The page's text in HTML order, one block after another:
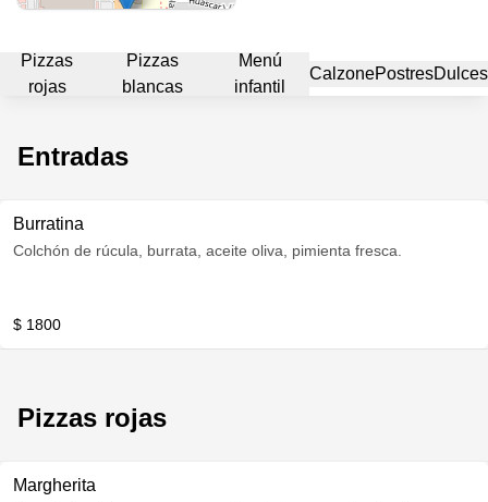
Pizzas
rojas
Pizzas
blancas
Menú
infantil
CalzonePostresDulces
Entradas
Burratina
Colchón de rúcula, burrata, aceite oliva, pimienta fresca.
$ 1800
Pizzas rojas
Margherita